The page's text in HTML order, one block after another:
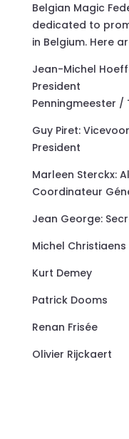
Belgian Magic
dedicated to
in Belgium. Here
Jean-Michel
President
Penningmeester /
Guy Piret:
President
Marleen Sterckx:
Coordinateur
Jean George:
Michel Christiaens
Kurt Demey
Patrick Dooms
Renan Frisée
Olivier Rijckaert